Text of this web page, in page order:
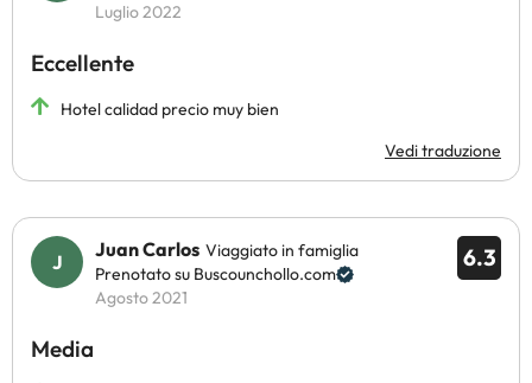
Luglio 2022
Eccellente
Hotel calidad precio muy bien
Vedi traduzione
6.3
Juan Carlos Viaggiato in famiglia
Prenotato su Buscounchollo.com
Agosto 2021
Media